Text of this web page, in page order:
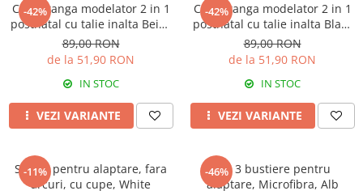
-42%
Chilot tanga modelator 2 in 1
postnatal cu talie inalta Beige
Rose Girl
89,00 RON
de la 51,90 RON
IN STOC
VEZI VARIANTE
-42%
Chilot tanga modelator 2 in 1
postnatal cu talie inalta Black
Rose Girl
89,00 RON
de la 51,90 RON
IN STOC
VEZI VARIANTE
-11%
Sutien pentru alaptare, fara
arcuri, cu cupe, White
-46%
Set 3 bustiere pentru
alaptare, Microfibra, Alb